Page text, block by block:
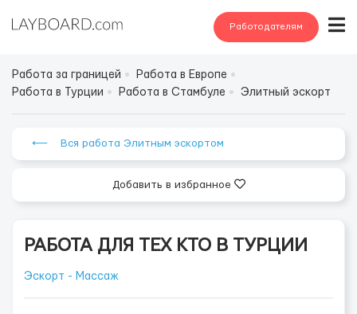
Работодателям
Работа за границей
Работа в Европе
Работа в Турции
Работа в Стамбуле Элитный эскорт
⟵ Вся работа Элитным эскортом
Добавить в избранное
РАБОТА ДЛЯ ТЕХ КТО В ТУРЦИИ
Эскорт - Массаж